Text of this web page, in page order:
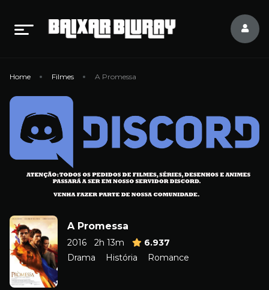
Home Filmes A Promessa
A Promessa
2016 2h 13m
6.937
Drama
História Romance